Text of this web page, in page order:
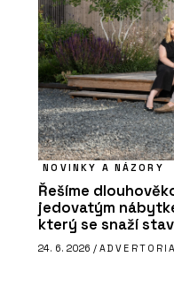
NOVINKY A NÁZORY
Řešíme
jedovatým
který se snaží
24. 6. 2026 /